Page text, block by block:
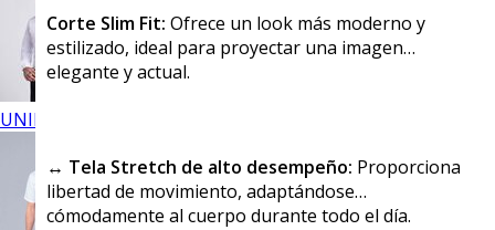
UNIFORMES
Corte Slim Fit: Ofrece un look más moderno y
estilizado, ideal para proyectar una imagen
elegante y actual.
↔️ Tela Stretch de alto desempeño: Proporciona
libertad de movimiento, adaptándose
cómodamente al cuerpo durante todo el día.